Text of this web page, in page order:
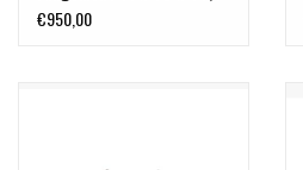
cm
€950,00